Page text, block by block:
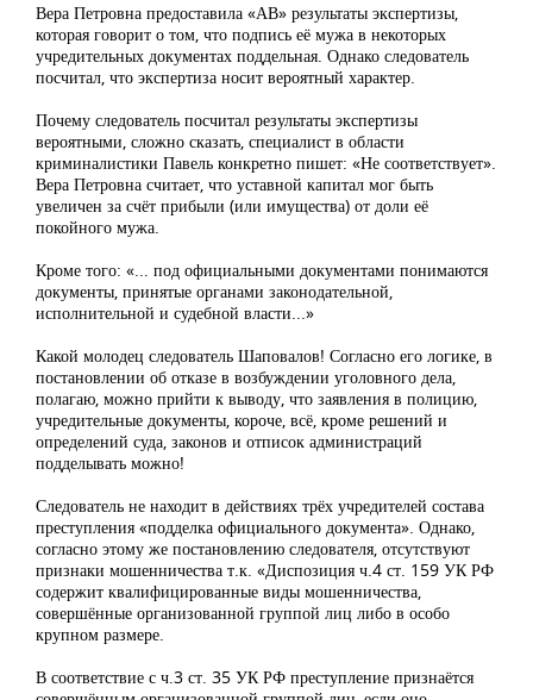
Вера Петровна предоставила «АВ» результаты экспертизы,
которая говорит о том, что подпись её мужа в некоторых
учредительных документах поддельная. Однако следователь
посчитал, что экспертиза носит вероятный характер.
Почему следователь посчитал результаты экспертизы
вероятными, сложно сказать, специалист в области
криминалистики Павель конкретно пишет: «Не соответствует».
Вера Петровна считает, что уставной капитал мог быть
увеличен за счёт прибыли (или имущества) от доли её
покойного мужа.
Кроме того: «... под официальными документами понимаются
документы, принятые органами законодательной,
исполнительной и судебной власти...»
Какой молодец следователь Шаповалов! Согласно его логике, в
постановлении об отказе в возбуждении уголовного дела,
полагаю, можно прийти к выводу, что заявления в полицию,
учредительные документы, короче, всё, кроме решений и
определений суда, законов и отписок администраций
подделывать можно!
Следователь не находит в действиях трёх учредителей состава
преступления «подделка официального документа». Однако,
согласно этому же постановлению следователя, отсутствуют
признаки мошенничества т.к. «Диспозиция ч.4 ст. 159 УК РФ
содержит квалифицированные виды мошенничества,
совершённые организованной группой лиц либо в особо
крупном размере.
В соответствие с ч.3 ст. 35 УК РФ преступление признаётся